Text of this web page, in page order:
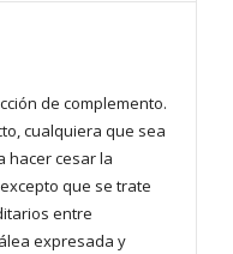
de complemento.
cualquiera que sea
hacer cesar la
que se trate
entre
expresada y